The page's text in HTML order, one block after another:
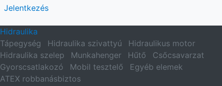
Jelentkezés
Hidraulika
Tápegység
Hidraulika szivattyú
Hidraulikus motor
Hidraulika szelep
Munkahenger Hűtő
Csőcsavarzat
Gyorscsatlakozó
Mobil tesztelő
Egyéb elemek
ATEX robbanásbiztos